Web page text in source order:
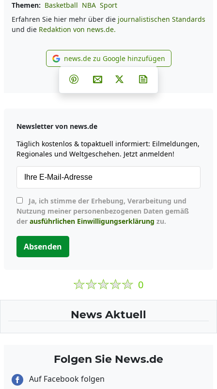
Themen: Basketball NBA Sport
Erfahren Sie hier mehr über die journalistischen Standards
und die Redaktion von news.de.
news.de zu Google
news.de zu Google hinzufügen
Teilen auf Facebook
Teilen auf Whatsapp
Teilen auf Telegram
Teilen auf Pinterest
Per E-Mail teilen
Post auf X
Newsletter von news.de
Täglich kostenlos & topaktuell informiert: Eilmeldungen,
Regionales und Weltgeschehen. Jetzt anmelden!
Nutzung meiner personenbezogenen Daten gemäß
der ausführlichen Einwilligungserklärung zu.
Absenden
0
News Aktuell
Folgen Sie News.de
Auf Facebook folgen